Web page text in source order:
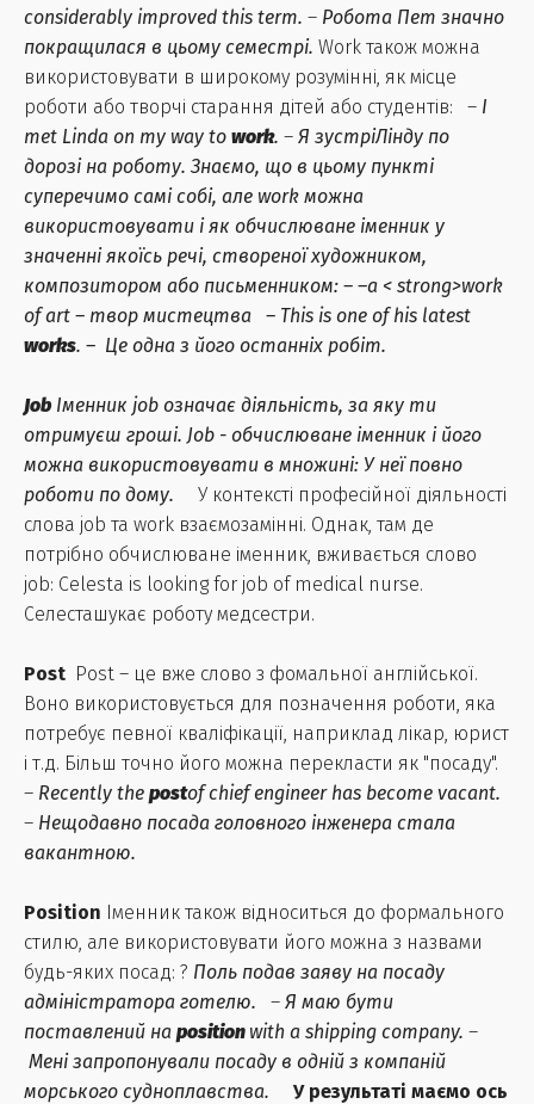
considerably improved this term. – Робота Пет значно
покращилася в цьому семестрі. Work також можна
використовувати в широкому розумінні, як місце
роботи або творчі старання дітей або студентів: – I
met Linda on my way to work. – Я зустріЛінду по
дорозі на роботу. Знаємо, що в цьому пункті
суперечимо самі собі, але work можна
використовувати і як обчислюване іменник у
значенні якоїсь речі, створеної художником,
композитором або письменником: – –a < strong>work
of art – твор мистецтва – This is one of his latest
works. – Це одна з його останніх робіт.
JobІменник job означає діяльність, за яку ти
отримуєш гроші. Job - обчислюване іменник і його
можна використовувати в множині: У неї повно
роботи по дому.
У контексті професійної діяльності
слова job та work взаємозамінні. Однак, там де
потрібно обчислюване іменник, вживається слово
job: Celesta is looking for job of medical nurse.
Селесташукає роботу медсестри.
Post Post – це вже слово з фомальної англійської.
Воно використовується для позначення роботи, яка
потребує певної кваліфікації, наприклад лікар, юрист
і т.д. Більш точно його можна перекласти як "посаду".
– Recently the postof chief engineer has become vacant.
– Нещодавно посада головного інженера стала
вакантною.
Position Іменник також відноситься до формального
стилю, але використовувати його можна з назвами
будь-яких посад: ? Поль подав заяву на посаду
адміністратора готелю. – Я маю бути
поставлений на position with a shipping company. –
Мені запропонували посаду в одній з компаній
морського судноплавства.
У результаті маємо ось